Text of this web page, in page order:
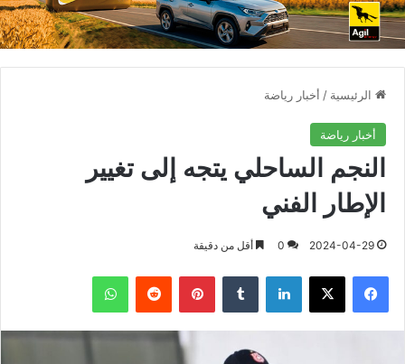
الرئيسية / أخبار رياضة
أخبار رياضة
النجم الساحلي يتجه إلى تغيير
الإطار الفني
2024-04-29
0 أقل من دقيقة
فيسبوك X لينكدإن بينتيريست واتساب